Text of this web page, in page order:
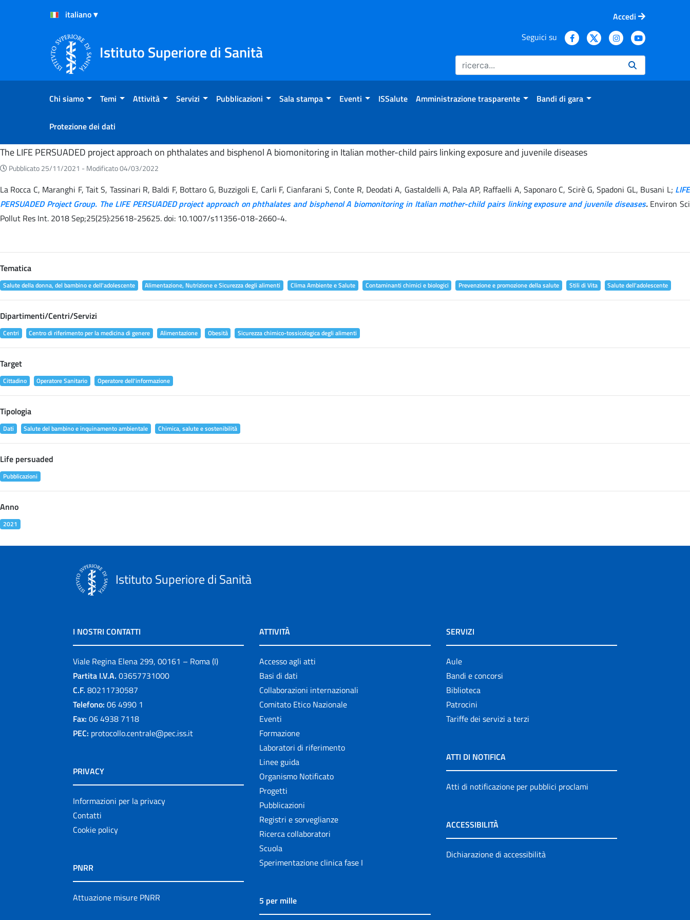
Salta al Contenuto
Salta al Footer
Accedi
Istituto Superiore di Sanità
Seguici su
Chi siamo Temi Attività Servizi Pubblicazioni Sala stampa Eventi ISSalute Amministrazione trasparente Bandi di gara
Protezione dei dati
Home
The LIFE PERSUADED project approach on phthalates and bisphenol A biomonitoring in Italian mother-child pairs linking exposure and juvenile diseases
Pubblicato 25/11/2021 - Modificato 04/03/2022
La Rocca C, Maranghi F, Tait S, Tassinari R, Baldi F, Bottaro G, Buzzigoli E, Carli F, Cianfarani S, Conte R, Deodati A, Gastaldelli A, Pala AP, Raffaelli A, Saponaro C, Scirè G, Spadoni GL, Busani L; LIFE
PERSUADED Project Group. The LIFE PERSUADED project approach on phthalates and bisphenol A biomonitoring in Italian mother-child pairs linking exposure and juvenile diseases.Environ Sci
Pollut Res Int. 2018 Sep;25(25):25618-25625. doi: 10.1007/s11356-018-2660-4.
Tematica
Salute della donna, del bambino e dell'adolescente Alimentazione, Nutrizione e Sicurezza degli alimenti Clima Ambiente e Salute Contaminanti chimici e biologici Prevenzione e promozione della salute Stili di Vita Salute dell'adolescente
Dipartimenti/Centri/Servizi
Centri Centro di riferimento per la medicina di genere Alimentazione Obesità Sicurezza chimico-tossicologica degli alimenti
Target
Cittadino Operatore Sanitario Operatore dell'informazione
Tipologia
Dati Salute del bambino e inquinamento ambientale Chimica, salute e sostenibilità
Life persuaded
Pubblicazioni
Anno
2021
Istituto Superiore di Sanità
I NOSTRI CONTATTI
Viale Regina Elena 299, 00161 – Roma (I)
Partita I.V.A. 03657731000
C.F. 80211730587
Telefono: 06 4990 1
Fax: 06 4938 7118
PEC: protocollo.centrale@pec.iss.it
PRIVACY
Informazioni per la privacy
Contatti
Cookie policy
PNRR
Attuazione misure PNRR
ATTIVITÀ
Accesso agli atti
Basi di dati
Collaborazioni internazionali
Comitato Etico Nazionale
Eventi
Formazione
Laboratori di riferimento
Linee guida
Organismo Notificato
Progetti
Pubblicazioni
Registri e sorveglianze
Ricerca collaboratori
Scuola
Sperimentazione clinica fase I
5 per mille
SERVIZI
Aule
Bandi e concorsi
Biblioteca
Patrocini
Tariffe dei servizi a terzi
ATTI DI NOTIFICA
Atti di notificazione per pubblici proclami
ACCESSIBILITÀ
Dichiarazione di accessibilità